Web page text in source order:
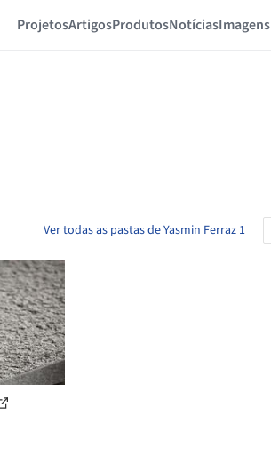
ProjetosArtigosProdutosNotíciasImagens
Ver todas as pastas de Yasmin Ferraz 1